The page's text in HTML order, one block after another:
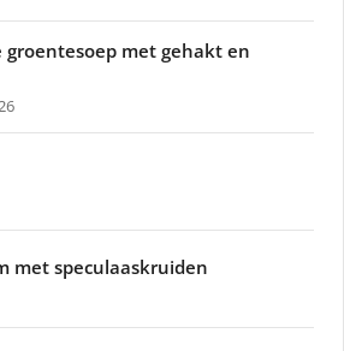
groentesoep met gehakt en
met speculaaskruiden